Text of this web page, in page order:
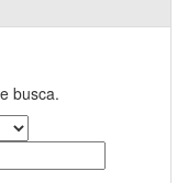
busca.